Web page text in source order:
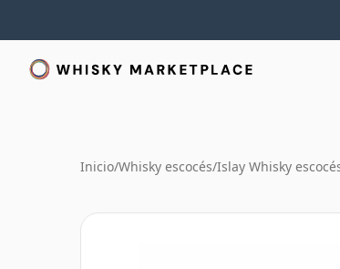
Inicio/Whisky escocés/Islay Whisky